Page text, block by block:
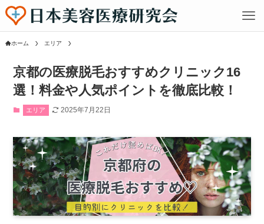
ホーム エリア
京都の医療脱毛おすすめクリニック16
選！料金や人気ポイントを徹底比較！
エリア 2025年7月22日